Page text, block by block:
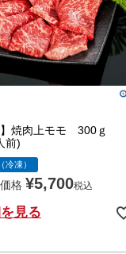
】焼肉上モモ 300ｇ
前)
冷凍）
格 ¥5,700税込
見る